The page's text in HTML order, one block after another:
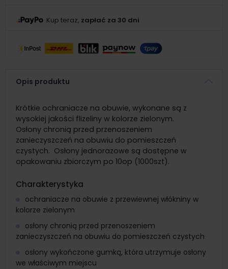
Kup teraz, zapłać za 30 dni
Opis produktu
Krótkie ochraniacze na obuwie, wykonane są z
wysokiej jakości flizeliny w kolorze zielonym.
Osłony chronią przed przenoszeniem
zanieczyszczeń na obuwiu do pomieszczeń
czystych. Osłony jednorazowe są dostępne w
opakowaniu zbiorczym po 10op (1000szt).
Charakterystyka
ochraniacze na obuwie z przewiewnej włókniny w
kolorze zielonym
osłony chronią przed przenoszeniem
zanieczyszczeń na obuwiu do pomieszczeń czystych
osłony wykończone gumką, która utrzymuje osłony
we właściwym miejscu